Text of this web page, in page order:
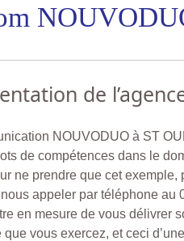
de
NOUVODUO à ST
de compétences dans le
ne prendre que cet exemple,
appeler par téléphone au
en mesure de vous délivrer
vous exercez, et ceci